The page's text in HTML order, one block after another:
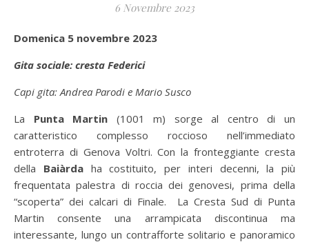
6 Novembre 2023
Domenica 5 novembre 2023
Gita sociale: cresta Federici
Capi gita: Andrea Parodi e Mario Susco
La Punta Martin (1001 m) sorge al centro di un
caratteristico complesso roccioso nell’immediato
entroterra di Genova Voltri. Con la fronteggiante cresta
della Baiàrdaha costituito, per interi decenni, la più
frequentata palestra di roccia dei genovesi, prima della
“scoperta” dei calcari di Finale. La Cresta Sud di Punta
Martin consente una arrampicata discontinua ma
interessante, lungo un contrafforte solitario e panoramico